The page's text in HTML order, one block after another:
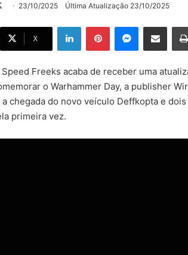
Follow23/10/2025 Última Atualização 23/10/2025
X
LinkedinPinterestMessenger
Compartilhar via e-mail
Freeks acaba de receber uma
o Warhammer Day, a publisher
chegada do novo veículo Deffkopta e
primeira vez.